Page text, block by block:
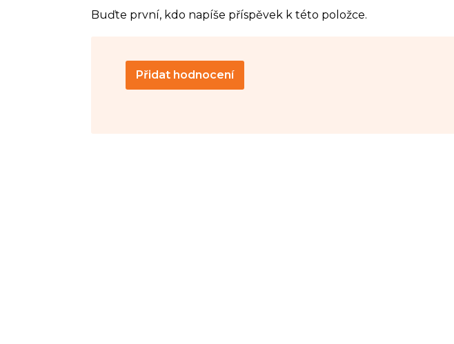
Buďte první, kdo napíše příspěvek k této položce.
Přidat hodnocení